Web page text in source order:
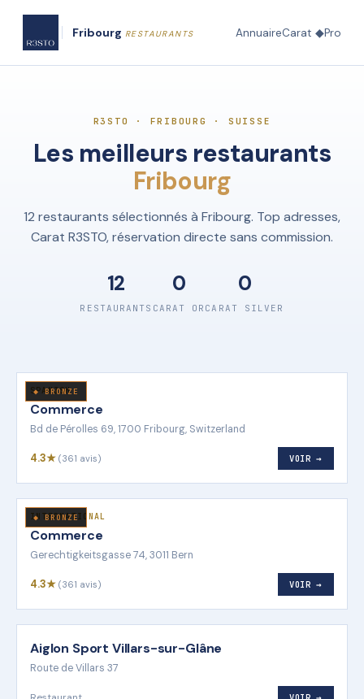
Fribourg RESTAURANTS AnnuaireCarat ◆Pro
R3STO · FRIBOURG · SUISSE
Les meilleurs restaurants
Fribourg
12 restaurants sélectionnés à Fribourg. Top adresses,
Carat R3STO, réservation directe sans commission.
12
RESTAURANTS
0
CARAT OR
0
CARAT SILVER
◆ BRONZE
SPANISH
Commerce
Bd de Pérolles 69, 1700 Fribourg, Switzerland
4.3★ (361 avis) VOIR →
◆ BRONZE
INTERNATIONAL
Commerce
Gerechtigkeitsgasse 74, 3011 Bern
4.3★ (361 avis) VOIR →
Aiglon Sport Villars-sur-Glâne
Route de Villars 37